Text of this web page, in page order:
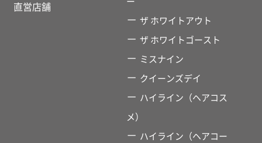
直営店舗
ザ ホワイトアウト
ザ ホワイトゴースト
ミスナイン
クイーンズデイ
ハイライン（ヘアコス
メ）
ハイライン（ヘアコー